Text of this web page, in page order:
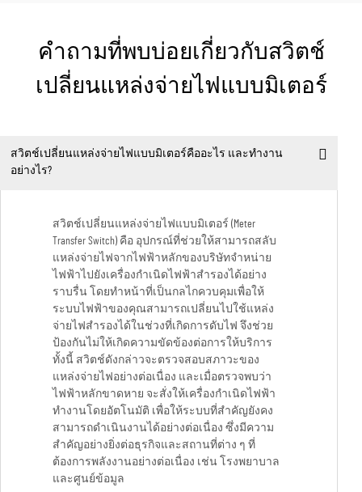
คำถามที่พบบ่อยเกี่ยวกับสวิตช์
เปลี่ยนแหล่งจ่ายไฟแบบมิเตอร์
สวิตช์เปลี่ยนแหล่งจ่ายไฟแบบมิเตอร์คืออะไร และทำงาน
อย่างไร?
สวิตช์เปลี่ยนแหล่งจ่ายไฟแบบมิเตอร์ (Meter
Transfer Switch) คือ อุปกรณ์ที่ช่วยให้สามารถสลับ
แหล่งจ่ายไฟจากไฟฟ้าหลักของบริษัทจำหน่าย
ไฟฟ้าไปยังเครื่องกำเนิดไฟฟ้าสำรองได้อย่าง
ราบรื่น โดยทำหน้าที่เป็นกลไกควบคุมเพื่อให้
ระบบไฟฟ้าของคุณสามารถเปลี่ยนไปใช้แหล่ง
จ่ายไฟสำรองได้ในช่วงที่เกิดการดับไฟ จึงช่วย
ป้องกันไม่ให้เกิดความขัดข้องต่อการให้บริการ
ทั้งนี้ สวิตช์ดังกล่าวจะตรวจสอบสภาวะของ
แหล่งจ่ายไฟอย่างต่อเนื่อง และเมื่อตรวจพบว่า
ไฟฟ้าหลักขาดหาย จะสั่งให้เครื่องกำเนิดไฟฟ้า
ทำงานโดยอัตโนมัติ เพื่อให้ระบบที่สำคัญยังคง
สามารถดำเนินงานได้อย่างต่อเนื่อง ซึ่งมีความ
สำคัญอย่างยิ่งต่อธุรกิจและสถานที่ต่าง ๆ ที่
ต้องการพลังงานอย่างต่อเนื่อง เช่น โรงพยาบาล
และศูนย์ข้อมูล